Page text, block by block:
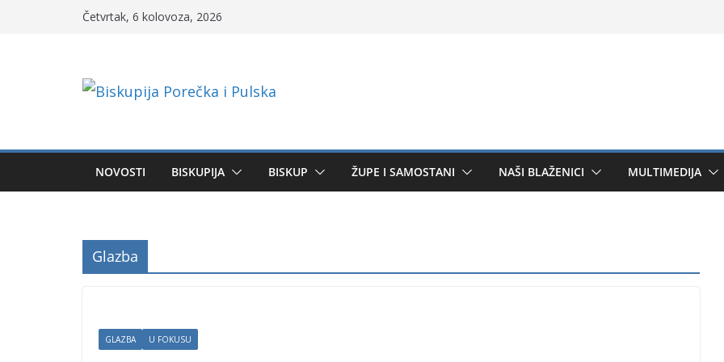
Četvrtak, 6 kolovoza, 2026
NOVOSTI BISKUPIJA BISKUP ŽUPE I SAMOSTANI NAŠI BLAŽENICI MULTIMEDIJA
Glazba
GLAZBA U FOKUSU